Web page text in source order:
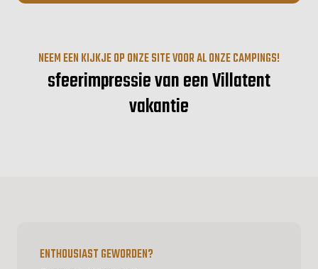
NEEM EEN KIJKJE OP ONZE SITE VOOR AL ONZE CAMPINGS!
sfeerimpressie van een Villatent
vakantie
ENTHOUSIAST GEWORDEN?